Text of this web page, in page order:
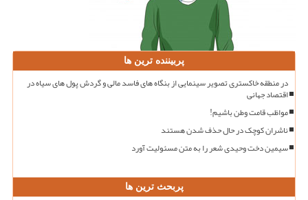
پربیننده ترین ها
در منطقه خاکستری تصویر سینمایی از بنگاه های فاسد مالی و گردش پول های سیاه در
اقتصاد جهانی
مواظب قامت وطن باشیم!
ناشران کوچک در حال حذف شدن هستند
سیمین دخت وحیدی شعر را به متن مسئولیت آورد
پربحث ترین ها